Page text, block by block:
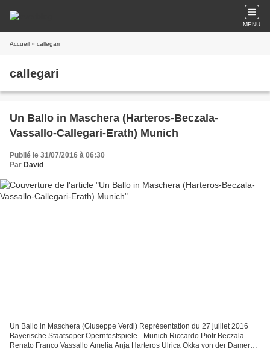
MENU
Accueil » callegari
callegari
Un Ballo in Maschera (Harteros-Beczala-
Vassallo-Callegari-Erath) Munich
Publié le 31/07/2016 à 06:30
Par David
Un Ballo in Maschera (Giuseppe Verdi) Représentation du 27 juillet 2016
Bayerische Staatsoper Opernfestspiele - Munich Riccardo Piotr Beczala
Renato Franco Vassallo Amelia Anja Harteros Ulrica Okka von der Damerau